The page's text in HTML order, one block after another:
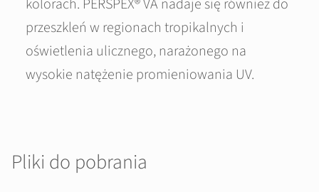
kolorach. PERSPEX® VA nadaje się również do
przeszkleń w regionach tropikalnych i
oświetlenia ulicznego, narażonego na
wysokie natężenie promieniowania UV.
Pliki do pobrania